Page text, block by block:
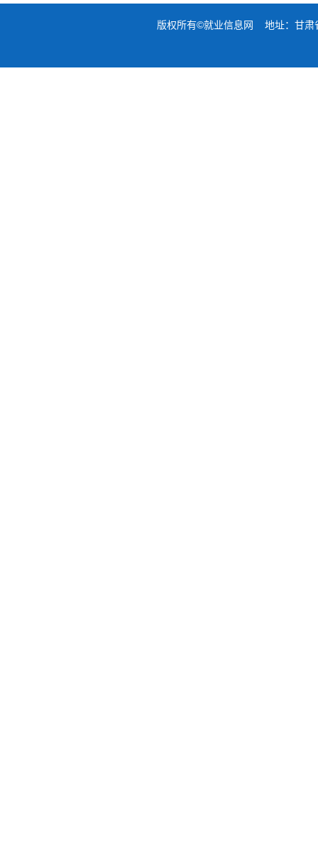
版权所有©就业信息网 地址：甘